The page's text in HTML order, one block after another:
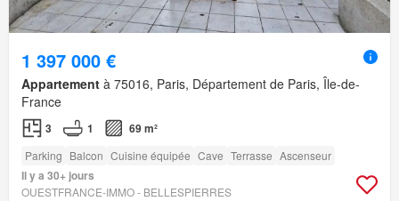
1 397 000 €
Appartement à 75016, Paris, Département de Paris, Île-de-
France
3 1 69 m²
Parking Balcon Cuisine équipée Cave Terrasse Ascenseur
Il y a 30+ jours
OUESTFRANCE-IMMO - BELLESPIERRES